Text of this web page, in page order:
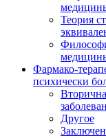
Теория
Фармако-
психически
Другое